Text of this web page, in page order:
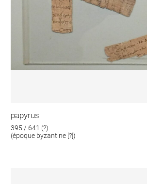
papyrus
395 / 641 (?)
(époque byzantine [?])